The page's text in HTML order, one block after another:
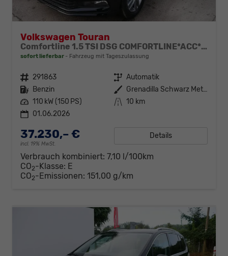
Volkswagen Touran
Comfortline 1.5 TSI DSG COMFORTLINE*ACC*LED*PDC*KAMERA*NAVI*SHZ* 7-SITZER 17-ZOLL
sofort lieferbar Fahrzeug mit Tageszulassung
Fahrzeugnr. 291863 Getriebe Automatik
Kraftstoff Benzin Außenfarbe
Grenadilla Schwarz Metallic
Leistung 110 kW (150 PS) Kilometerstand 10 km
01.06.2026
37.230,– €
incl. 19% MwSt.
Details
Verbrauch kombiniert: 7,10 l/100km
CO2-Klasse: E
CO2-Emissionen: 151,00 g/km